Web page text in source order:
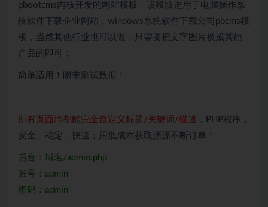
pbootcms内核开发的网站模板，该模版适用于电脑操作系
统软件下载企业网站，windows系统软件下载公司pbcms模
板，当然其他行业也可以做，只需要把文字图片换成其他
产品的即可；
简单适用！附带测试数据！
所有页面均都能完全自定义标题/关键词/描述 ，PHP程序，
安全、稳定、快速；用低成本获取源源不断订单！
后台：域名/admin.php
账号：admin
密码：admin